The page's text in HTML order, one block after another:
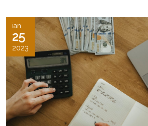
ian.
25
2023